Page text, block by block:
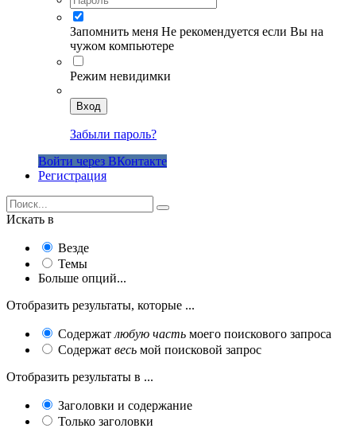
Запомнить меня Не рекомендуется если Вы на
чужом компьютере
Режим невидимки
Вход
Забыли пароль?
Войти через ВКонтакте
Регистрация
Искать в
Везде
Темы
Больше опций...
Отобразить результаты, которые ...
Содержат любую часть моего поискового запроса
Содержат весь мой поисковой запрос
Отобразить результаты в ...
Заголовки и содержание
Только заголовки